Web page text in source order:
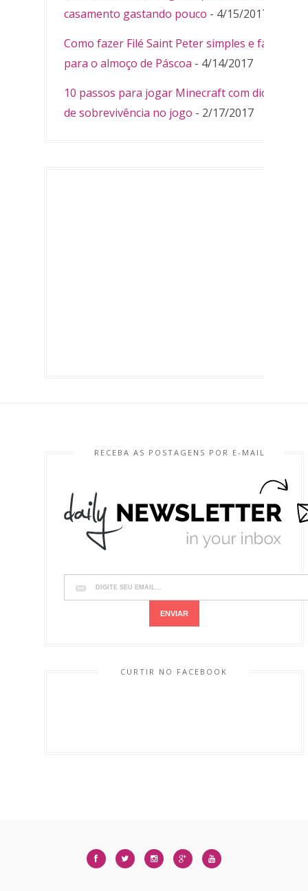
casamento gastando pouco - 4/15/2017
Como fazer Filé Saint Peter simples e fácil
para o almoço de Páscoa - 4/14/2017
10 passos para jogar Minecraft com dicas
de sobrevivência no jogo - 2/17/2017
RECEBA AS POSTAGENS POR E-MAIL
CURTIR NO FACEBOOK